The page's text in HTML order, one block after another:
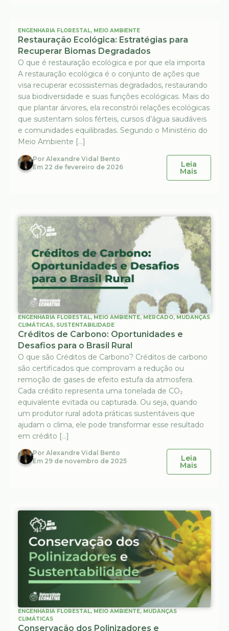
ENGENHARIA FLORESTAL, MEIO AMBIENTE
Restauração Ecológica: Estratégias para
Recuperar Biomas Degradados
O que é restauração ecológica e por que ela importa
A restauração ecológica é o conjunto de ações que
visa recuperar ecossistemas degradados, restaurando
sua biodiversidade e suas funções ecológicas. Mais do
que plantar árvores, ela reconstrói relações ecológicas
que sustentam solos férteis, cursos d’água saudáveis
e comunidades equilibradas. Segundo o Ministério do
Meio Ambiente […]
Por Alexandre Vidal Bento
Em 22 de fevereiro de 2026 Leia
Mais
ENGENHARIA FLORESTAL, MEIO AMBIENTE, MERCADO, MUDANÇAS
CLIMÁTICAS, SUSTENTABILIDADE
Créditos de Carbono: Oportunidades e
Desafios para o Brasil Rural
O que são Créditos de Carbono? Créditos de carbono
são certificados que comprovam a redução ou
remoção de gases de efeito estufa da atmosfera.
Cada crédito representa uma tonelada de CO₂
equivalente evitada ou capturada. Ou seja, quando
um produtor rural adota práticas sustentáveis que
ajudam o clima, ele pode transformar esse resultado
em crédito […]
Por Alexandre Vidal Bento
Em 29 de novembro de 2025 Leia
Mais
ENGENHARIA FLORESTAL, MEIO AMBIENTE, MUDANÇAS
CLIMÁTICAS
Conservação dos Polinizadores e